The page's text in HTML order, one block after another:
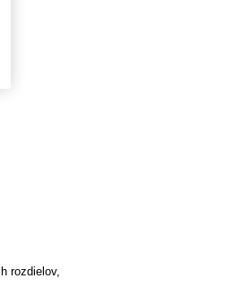
rozdielov,